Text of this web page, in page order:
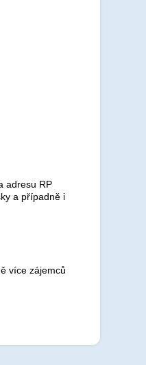
adresu RP
a případně i
více zájemců